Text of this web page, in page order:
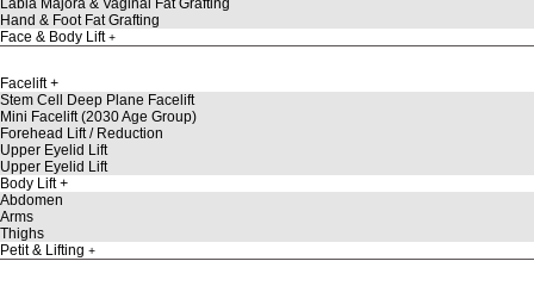
Hand & Foot Fat Grafting
Face & Body Lift
Facelift
Stem Cell Deep Plane Facelift
Mini Facelift (2030 Age Group)
Forehead Lift / Reduction
Upper Eyelid Lift
Upper Eyelid Lift
Body Lift
Abdomen
Arms
Thighs
Petit & Lifting